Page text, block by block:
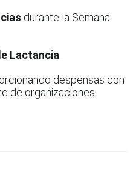
durante la Semana
Lactancia
despensas con
de organizaciones